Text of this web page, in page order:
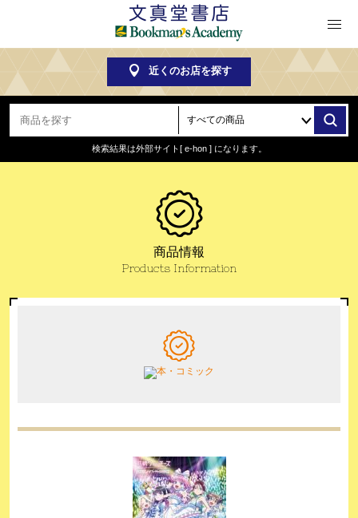
近くのお店を探す
検索結果は外部サイト[ e-hon ] になります。
商品情報
Products Information